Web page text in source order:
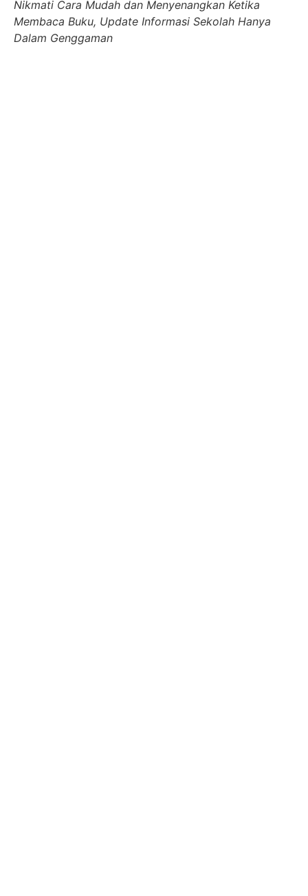
Nikmati Cara Mudah dan Menyenangkan Ketika
Membaca Buku, Update Informasi Sekolah Hanya
Dalam Genggaman